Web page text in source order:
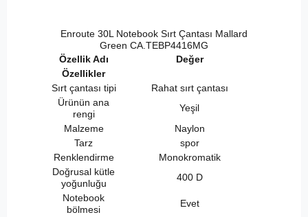
Enroute 30L Notebook Sırt Çantası Mallard
Green CA.TEBP4416MG
Özellik Adı
Değer
Özellikler
Sırt çantası tipi
Rahat sırt çantası
Ürünün ana
rengi
Yeşil
Malzeme
Naylon
Tarz
spor
Renklendirme
Monokromatik
Doğrusal kütle
yoğunluğu
400 D
Notebook
bölmesi
Evet